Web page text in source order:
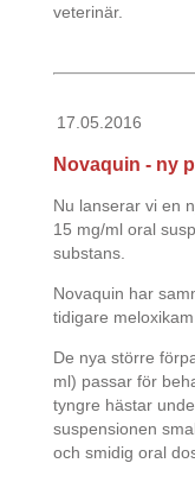
veterinär.
17.05.2016
Novaquin - ny
Nu lanserar vi en
15 mg/ml oral
substans.
Novaquin har
tidigare
De nya större
ml) passar för
tyngre hästar
suspensionen
och smidig oral